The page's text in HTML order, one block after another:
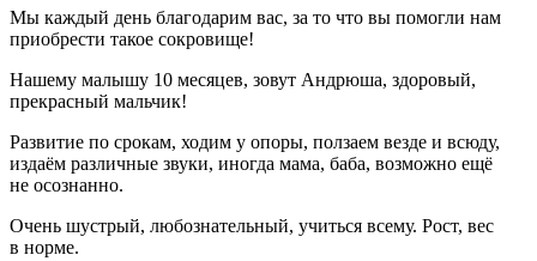
Мы каждый день благодарим вас, за то что вы помогли нам
приобрести такое сокровище!
Нашему малышу 10 месяцев, зовут Андрюша, здоровый,
прекрасный мальчик!
Развитие по срокам, ходим у опоры, ползаем везде и всюду,
издаём различные звуки, иногда мама, баба, возможно ещё
не осознанно.
Очень шустрый, любознательный, учиться всему. Рост, вес
в норме.